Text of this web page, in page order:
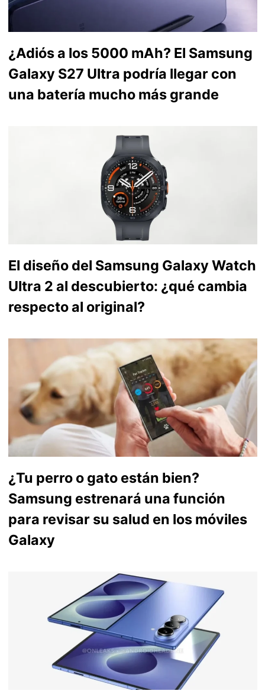
¿Adiós a los 5000 mAh? El Samsung
Galaxy S27 Ultra podría llegar con
una batería mucho más grande
El diseño del Samsung Galaxy Watch
Ultra 2 al descubierto: ¿qué cambia
respecto al original?
¿Tu perro o gato están bien?
Samsung estrenará una función
para revisar su salud en los móviles
Galaxy